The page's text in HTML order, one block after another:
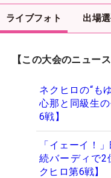
ライブフォト 出場
【この大会のニュース
ネクヒロの“も
心那と同級生
6戦】
「イェーイ！
続バーディで2
クヒロ第6戦】